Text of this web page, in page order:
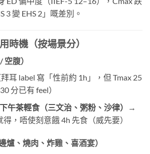
3 變 EHS 2」嘅差別。
時機（按場景分）
腹）
耳 label 寫「性前約 1h」，但 Tmax 25
分已有 feel）
午茶輕食（三文治、粥粉、沙律）
→
，唔使刻意餓 4h 先食（威先要）
、燒肉、炸雞、喜酒宴）